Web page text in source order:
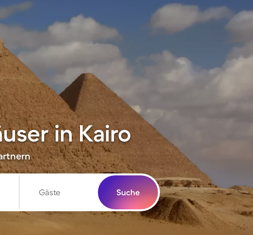
in Kairo
Gäste Suche